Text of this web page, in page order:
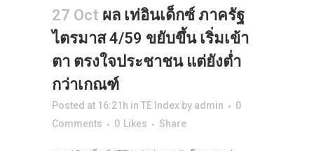
27 Oct ผล เท่อินเด็กซ์ ภาครัฐ
ไตรมาส 4/59 ขยับขึ้น เริ่มเข้า
ตา ตรงใจประชาชน แต่ยังต่ำ
กว่าเกณฑ์
Posted at 16:21h in TE Index by admin
0
Comments
0 Likes Share